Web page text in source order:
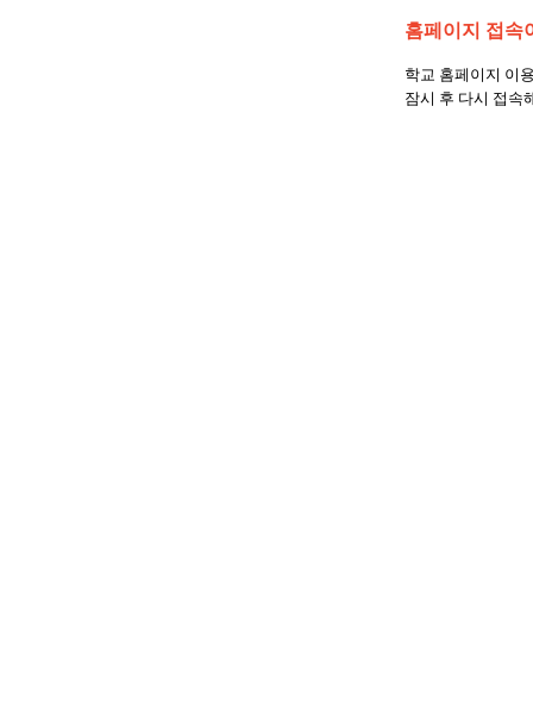
홈페이지 접속
학교 홈페이지 이
잠시 후 다시 접속